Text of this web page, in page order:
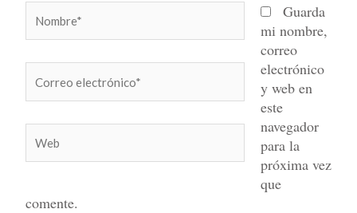
electrónico*
Guarda
mi nombre,
correo
electrónico
y web en
este
navegador
para la
próxima vez
que
comente.